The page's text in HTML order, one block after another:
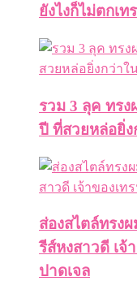
ยังไงก็ไม่ตกเท
รวม 3 ลุค ทร
ปี ที่สวยหล่อยิ่ง
ส่องสไตล์ทรง
รีส์หงสาวดี เจ้
ปาดเจล